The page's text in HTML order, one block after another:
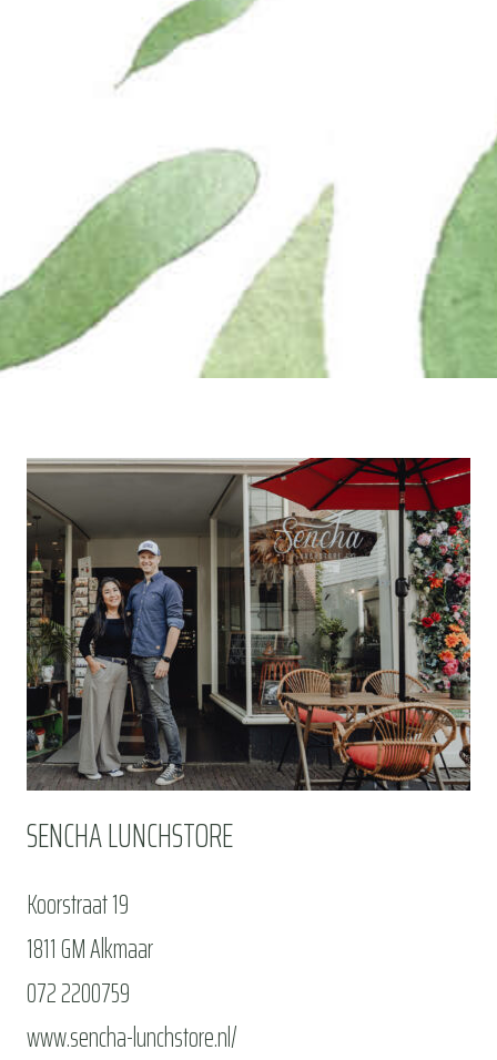
SENCHA LUNCHSTORE
Koorstraat 19
1811 GM Alkmaar
072 2200759
www.sencha-lunchstore.nl/